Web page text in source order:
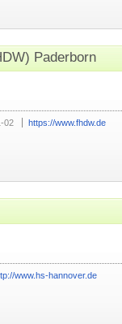
Paderborn
02 https://www.fhdw.de
www.hs-hannover.de